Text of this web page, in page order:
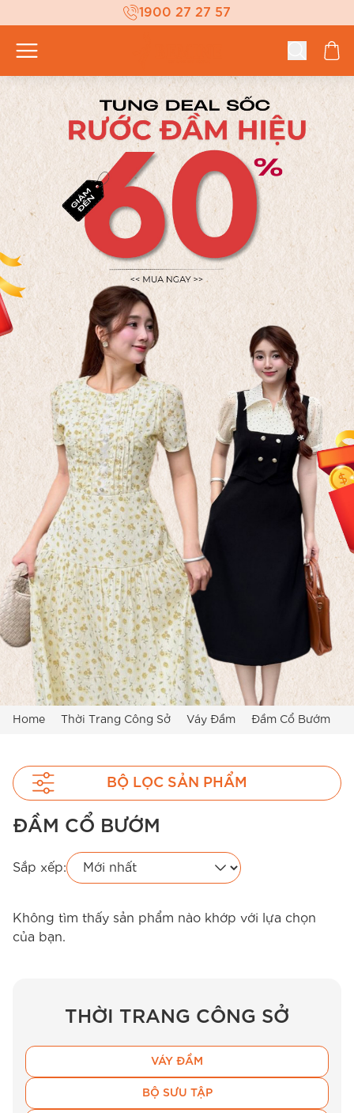
1900 27 27 57
Home Thời Trang Công Sở Váy Đầm Đầm Cổ Bướm
BỘ LỌC SẢN PHẨM
ĐẦM CỔ BƯỚM
Sắp xếp:
Không tìm thấy sản phẩm nào khớp với lựa chọn
của bạn.
THỜI TRANG CÔNG SỞ
VÁY ĐẦM
BỘ SƯU TẬP